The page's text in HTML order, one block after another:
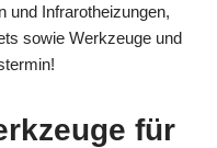
und Infrarotheizungen,
sowie Werkzeuge und
für